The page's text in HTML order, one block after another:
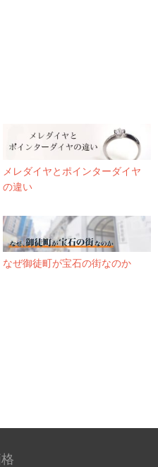
メレダイヤとポインターダイヤ
の違い
なぜ御徒町が宝石の街なのか